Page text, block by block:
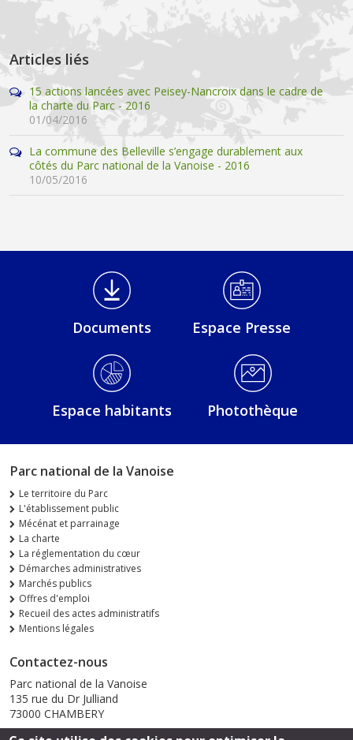
Articles liés
15 actions lancées avec Peisey-Nancroix dans le cadre de
la charte du Parc - 2016
01/04/2016
La commune des Belleville s’engage durablement aux
côtés du Parc national de la Vanoise - 2016
10/05/2016
Médiathèque Footer
Documents Espace Presse
Espace habitants Photothèque
Parc national de la Vanoise
Le territoire du Parc
L'établissement public
Mécénat et parrainage
La charte
La réglementation du cœur
Démarches administratives
Marchés publics
Offres d'emploi
Recueil des actes administratifs
Mentions légales
Contactez-nous
Parc national de la Vanoise
135 rue du Dr Julliand
73000 CHAMBERY